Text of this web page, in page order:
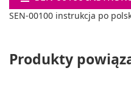
SEN-00100 instrukcja po
Produkty